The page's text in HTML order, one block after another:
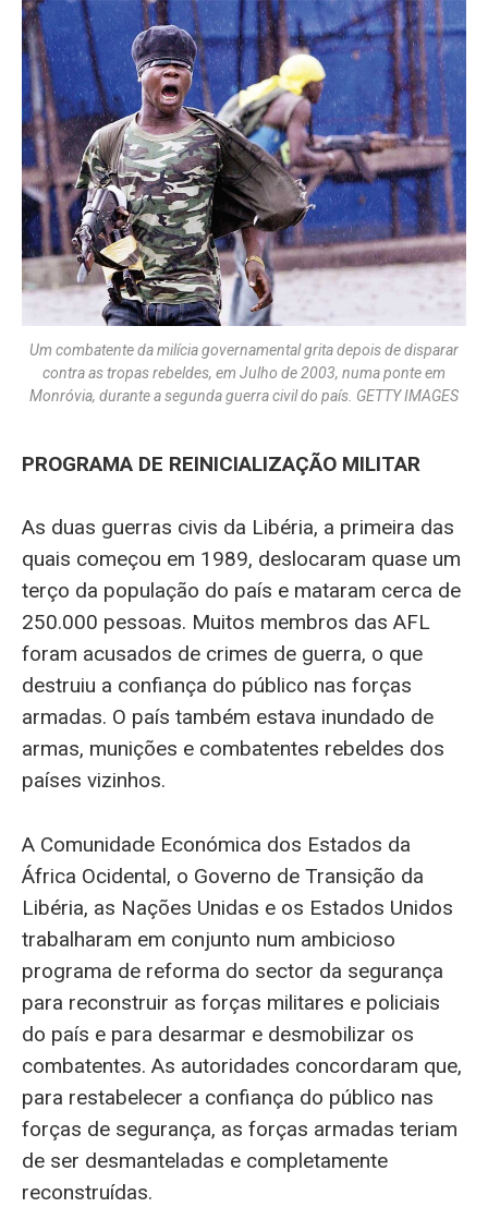
Um combatente da milícia governamental grita depois de disparar
contra as tropas rebeldes, em Julho de 2003, numa ponte em
Monróvia, durante a segunda guerra civil do país. GETTY IMAGES
PROGRAMA DE REINICIALIZAÇÃO MILITAR
As duas guerras civis da Libéria, a primeira das
quais começou em 1989, deslocaram quase um
terço da população do país e mataram cerca de
250.000 pessoas. Muitos membros das AFL
foram acusados de crimes de guerra, o que
destruiu a confiança do público nas forças
armadas. O país também estava inundado de
armas, munições e combatentes rebeldes dos
países vizinhos.
A Comunidade Económica dos Estados da
África Ocidental, o Governo de Transição da
Libéria, as Nações Unidas e os Estados Unidos
trabalharam em conjunto num ambicioso
programa de reforma do sector da segurança
para reconstruir as forças militares e policiais
do país e para desarmar e desmobilizar os
combatentes. As autoridades concordaram que,
para restabelecer a confiança do público nas
forças de segurança, as forças armadas teriam
de ser desmanteladas e completamente
reconstruídas.